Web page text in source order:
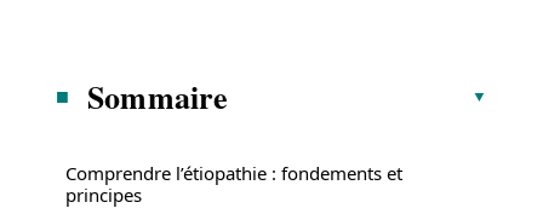
Sommaire
Comprendre l’étiopathie : fondements et
principes